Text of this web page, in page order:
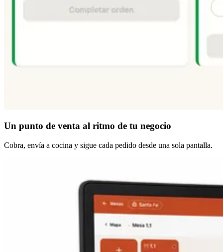
Un punto de venta al ritmo de tu negocio
Cobra, envía a cocina y sigue cada pedido desde una sola pantalla.